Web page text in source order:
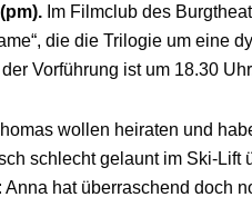
Im Filmclub des
die die Trilogie um eine
Vorführung ist um 18.30
wollen heiraten und
schlecht gelaunt im Ski-Lift
Anna hat überraschend doch